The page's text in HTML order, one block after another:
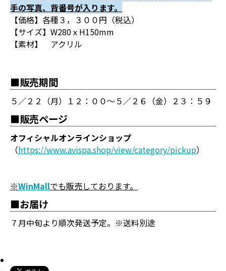
手の写真、背番号が入ります。
【価格】各種３，３００円（税込）
【サイズ】W280ｘH150mm
【素材】 アクリル
■販売期間
５／２２（月）１２：００～５／２６（金）２３：５９
■販売ページ
オフィシャルオンラインショップ
（https://www.avispa.shop/view/category/pickup）
※WinMallでも販売しております。
■お届け
７月中旬より順次発送予定。※送料別途